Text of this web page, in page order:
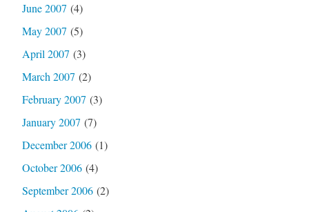
June 2007 (4)
May 2007 (5)
April 2007 (3)
March 2007 (2)
February 2007 (3)
January 2007 (7)
December 2006(1)
October 2006(4)
September 2006(2)